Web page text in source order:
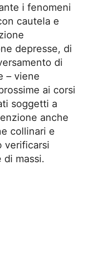
i fenomeni
cautela e
depresse, di
di
– viene
ai corsi
soggetti a
anche
collinari e
verificarsi
massi.